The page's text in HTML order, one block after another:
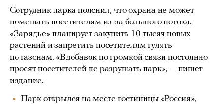
Сотрудник парка пояснил, что охрана не может
помешать посетителям из-за большого потока.
«Зарядье» планирует закупить 10 тысяч новых
растений и запретить посетителям гулять
по газонам. «Вдобавок по громкой связи постоянно
просят посетителей не разрушать парк», — пишет
издание.
Парк открылся на месте гостиницы «Россия»,